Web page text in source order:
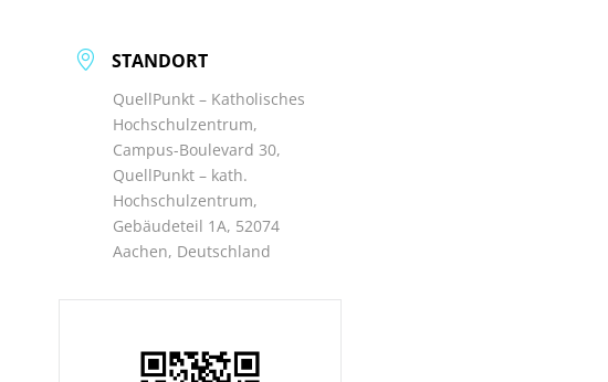
STANDORT
QuellPunkt – Katholisches
Hochschulzentrum,
Campus-Boulevard 30,
QuellPunkt – kath.
Hochschulzentrum,
Gebäudeteil 1A, 52074
Aachen, Deutschland